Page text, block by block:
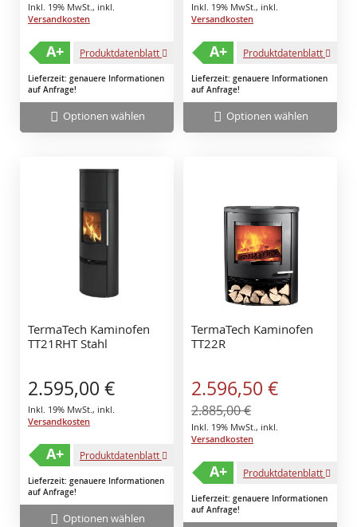
Inkl. 19% MwSt., inkl.
Versandkosten
Produktdatenblatt
A+
Lieferzeit: genauere Informationen
auf Anfrage!
Optionen wählen
Inkl. 19% MwSt., inkl.
Versandkosten
Produktdatenblatt
A+
Lieferzeit: genauere Informationen
auf Anfrage!
Optionen wählen
TermaTech Kaminofen
TT21RHT Stahl
2.595,00 €
Inkl. 19% MwSt., inkl.
Versandkosten
Produktdatenblatt
A+
Lieferzeit: genauere Informationen
auf Anfrage!
Optionen wählen
TermaTech Kaminofen
TT22R
Sonderangebot
2.596,50 €
2.885,00 €
Inkl. 19% MwSt., inkl.
Versandkosten
Produktdatenblatt
A+
Lieferzeit: genauere Informationen
auf Anfrage!